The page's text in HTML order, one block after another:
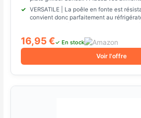
Vos invités seront ravis.
VERSATILE | La poêle en fonte est
convient donc parfaitement au
16,95 €✓ En stock
Voir l'offre